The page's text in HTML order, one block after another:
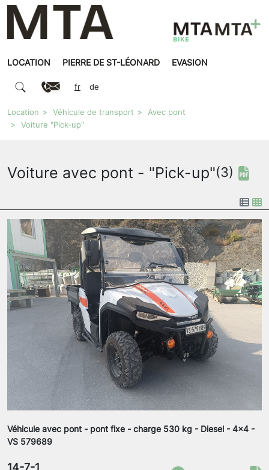
LOCATION PIERRE DE ST-LÉONARD EVASION
fr de
Location Véhicule de transport
Avec pont
Voiture "Pick-up"
Voiture avec pont - "Pick-up"(3)
Véhicule avec pont - pont fixe - charge 530 kg - Diesel - 4x4 -
VS 579689
14-7-1